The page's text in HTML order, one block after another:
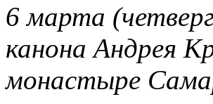
6 марта
канона Андрея
монастыре